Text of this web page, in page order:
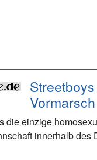
Vormarsch
die einzige
innerhalb des